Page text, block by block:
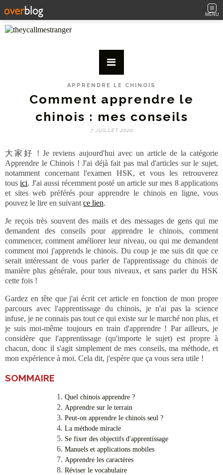
MENU
APPRENDRE LE CHINOIS
Comment apprendre le
chinois : mes conseils
7 JUILLET 2020
大家好 ! Je reviens aujourd'hui avec un article de la catégorie
Apprendre le Chinois ! J'ai déjà fait pas mal d'articles sur le sujet,
notamment concernant l'examen HSK, et vous les retrouverez
tousici. J'ai aussi récemment posté un article sur mes 8 applications
et sites web préférés pour apprendre le chinois en ligne, vous
pouvez le lire en suivant ce lien.
Je reçois très souvent des mails et des messages de gens qui me
demandent des conseils pour apprendre le chinois, comment
commencer, comment améliorer leur niveau, ou qui me demandent
comment moi j'apprends le chinois. Du coup je me suis dit que ce
serait intéressant de vous parler de l'apprentissage du chinois de
manière plus générale, pour tous niveaux, et sans parler du HSK
cette fois !
Gardez en tête que j'ai écrit cet article en fonction de mon propre
parcours avec l'apprentissage du chinois, je n'ai pas la science
infuse, je ne connais pas tout ce qui existe sur le marché non plus, et
je suis moi-même toujours en train d'apprendre ! Par ailleurs, je
considère que l'apprentissage (qu'importe le sujet) est propre à
chacun, donc il s'agit simplement de mes conseils, ma méthode, et
mon expérience à moi. Cela dit, j'espère que ça vous sera utile !
SOMMAIRE
Quel chinois apprendre ?
Apprendre sur le terrain
Peut-on apprendre le chinois seul ?
La méthode miracle
Se fixer des objectifs d'apprentissage
Manuels et applications mobiles
Apprendre les caractères
Réviser le vocabulaire